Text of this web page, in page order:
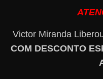
Victor Miranda
COM DESCONTO